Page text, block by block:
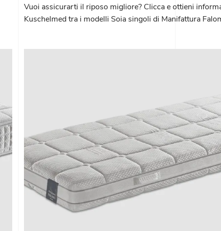
Vuoi assicurarti il riposo migliore? Clicca e ottieni
Kuschelmed tra i modelli Soia singoli di Manifattura